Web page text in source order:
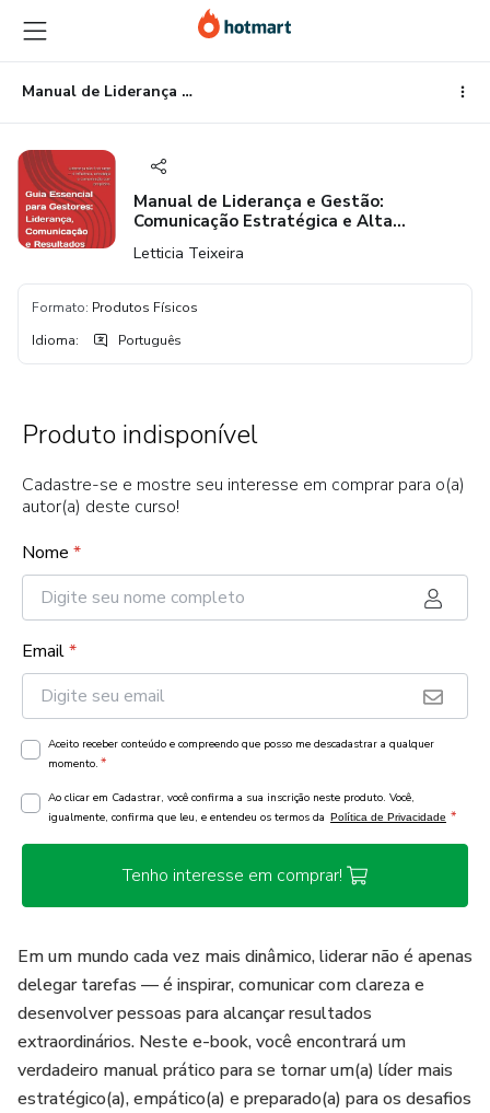
para
o
conteúdo
principal
para
o
pagamento
para
o
rodapé
Manual de Liderança e Gestão: Comunicação Estratégica e Alta Performance
Manual de Liderança e Gestão:
Comunicação Estratégica e Alta
Letticia Teixeira
Formato: Produtos Físicos
Idioma: Português
Produto indisponível
Cadastre-se e mostre seu interesse em comprar para o(a)
autor(a) deste curso!
Nome *
Email*
Aceito receber conteúdo e compreendo que posso me descadastrar a qualquer
momento. *
Ao clicar em Cadastrar, você confirma a sua inscrição neste produto. Você,
igualmente, confirma que leu, e entendeu os termos da Política de Privacidade *
Tenho interesse em comprar!
Em um mundo cada vez mais dinâmico, liderar não é apenas
delegar tarefas — é inspirar, comunicar com clareza e
desenvolver pessoas para alcançar resultados
extraordinários. Neste e-book, você encontrará um
verdadeiro manual prático para se tornar um(a) líder mais
estratégico(a), empático(a) e preparado(a) para os desafios